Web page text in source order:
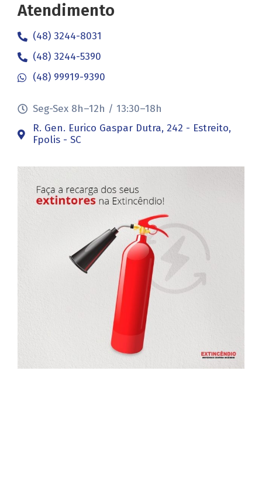
Atendimento
(48) 3244-8031
(48) 3244-5390
(48) 99919-9390
Seg-Sex 8h–12h / 13:30–18h
R. Gen. Eurico Gaspar Dutra, 242 - Estreito,
Fpolis - SC